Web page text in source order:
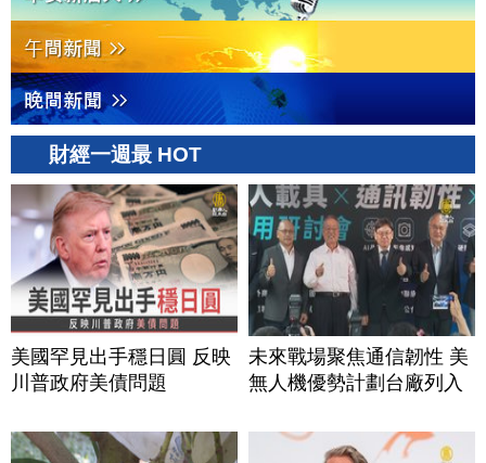
財經一週最 HOT
美國罕見出手穩日圓 反映
川普政府美債問題
未來戰場聚焦通信韌性 美
無人機優勢計劃台廠列入